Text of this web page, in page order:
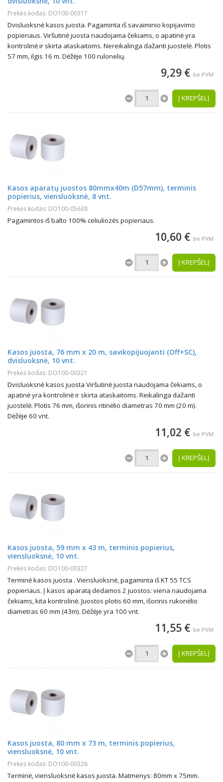
Prekės kodas: DO100-00317
Dvisluoksnė kasos juosta. Pagaminta iš savaiminio kopijavimo
popieriaus. Viršutinė juosta naudojama čekiams, o apatinė yra
kontrolinė ir skirta ataskaitoms. Nereikalinga dažanti juostelė. Plotis
57 mm, ilgis 16 m. Dėžėje 100 rulonelių.
9,29 € be PVM
Į KREPŠELĮ
Kasos aparatų juostos 80mmx40m (D57mm), terminis
popierius, viensluoksnė, 8 vnt.
Prekės kodas: DO100-05638
Pagamintos iš balto 100% celiuliozės popieriaus.
10,60 € be PVM
Į KREPŠELĮ
Kasos juosta, 76 mm x 20 m, savikopijuojanti (Off+SC),
dvisluoksnė, 10 vnt.
Prekės kodas: DO100-00321
Dvisluoksnė kasos juosta Viršutinė juosta naudojama čekiams, o
apatinė yra kontrolinė ir skirta ataskaitoms. Reikalinga dažanti
juostelė. Plotis 76 mm, išorinis ritinėlio diametras 70 mm (20 m).
Dėžėje 60 vnt.
11,02 € be PVM
Į KREPŠELĮ
Kasos juosta, 59 mm x 43 m, terminis popierius,
viensluoksnė, 10 vnt.
Prekės kodas: DO100-00327
Terminė kasos juosta . Viensluoksnė, pagaminta iš KT 55 TCS
popieriaus. Į kasos aparatą dedamos 2 juostos: viena naudojama
čekiams, kita kontrolinė. Juostos plotis 60 mm, išorinis rukonėlio
diametras 60 mm (43m). Dėžėje yra 100 vnt.
11,55 € be PVM
Į KREPŠELĮ
Kasos juosta, 80 mm x 73 m, terminis popierius,
viensluoksnė, 10 vnt.
Prekės kodas: DO100-00328
Terminė, viensluoksnė kasos juosta. Matmenys: 80mm x 75mm.